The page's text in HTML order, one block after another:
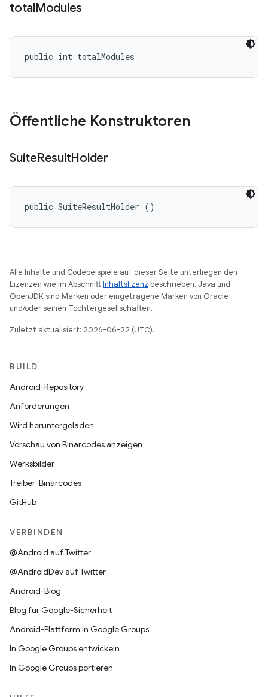
totalModules
public int totalModules
Öffentliche Konstruktoren
SuiteResultHolder
public SuiteResultHolder ()
Alle Inhalte und Codebeispiele auf dieser Seite unterliegen den
Lizenzen wie im AbschnittInhaltslizenz beschrieben. Java und
OpenJDK sind Marken oder eingetragene Marken von Oracle
und/oder seinen Tochtergesellschaften.
Zuletzt aktualisiert: 2026-06-22 (UTC).
BUILD
Android-Repository
Anforderungen
Wird heruntergeladen
Vorschau von Binärcodes anzeigen
Werksbilder
Treiber-Binärcodes
GitHub
VERBINDEN
@Android auf Twitter
@AndroidDev auf Twitter
Android-Blog
Blog für Google-Sicherheit
Android-Plattform in Google Groups
In Google Groups entwickeln
In Google Groups portieren